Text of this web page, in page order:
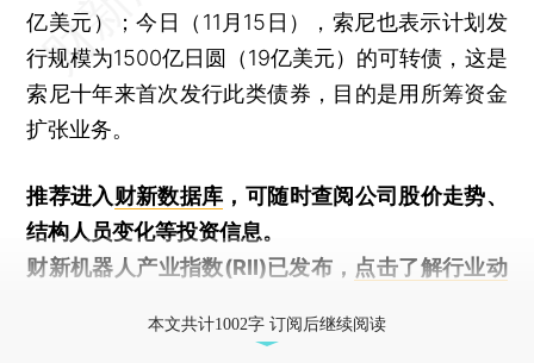
亿美元）；今日（11月15日），索尼也表示计划发
行规模为1500亿日圆（19亿美元）的可转债，这是
索尼十年来首次发行此类债券，目的是用所筹资金
扩张业务。
推荐进入财新数据库 ，可随时查阅公司股价走势、
结构人员变化等投资信息。
财新机器人产业指数(RII)已发布， 点击了解行业动
本文共计1002字 订阅后继续阅读